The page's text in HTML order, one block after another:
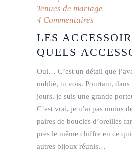
Tenues de mariage
4 Commentaires
LES
QUELS
Oui… C’est un détail que
oublié, tu vois. Pourtant,
jours, je suis une grande
C’est vrai, je n’ai pas moins
paires de boucles d’oreilles
près le même chiffre en ce
autres bijoux réunis…